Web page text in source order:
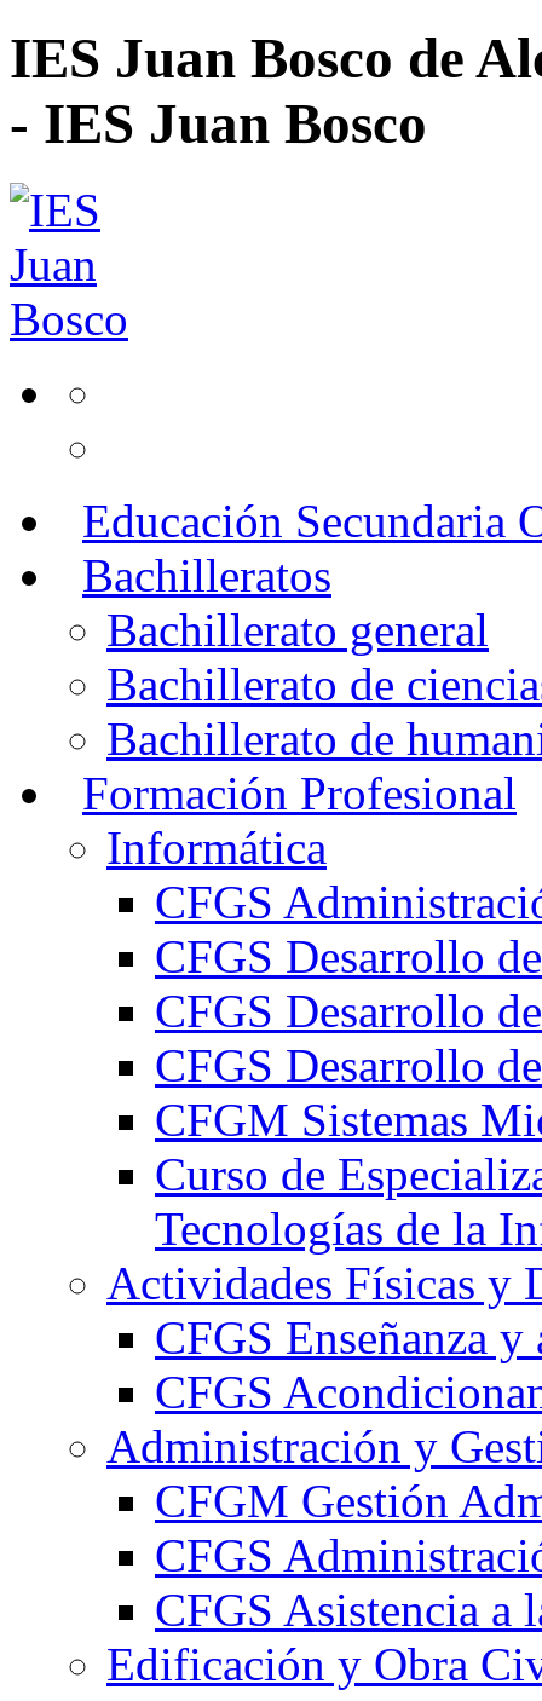
IES Juan Bosco de
- IES Juan Bosco
Educación Secundaria
Bachilleratos
Bachillerato general
Bachillerato de
Bachillerato de
Formación Profesional
Informática
CFGS
CFGS Desarrollo
CFGS Desarrollo
CFGS Desarrollo
CFGM Sistemas
Curso de
Tecnologías de la
Actividades Físicas y
CFGS Enseñanza
CFGS
Administración y
CFGM Gestión
CFGS
CFGS Asistencia a
Edificación y Obra